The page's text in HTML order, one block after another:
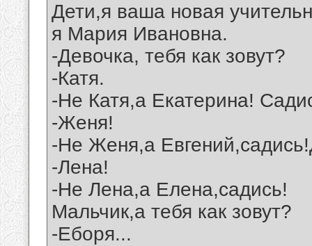
Дети,я ваша новая
я Мария Ивановна.
-Девочка, тебя как зовут?
-Катя.
-Не Катя,а Екатерина!
-Женя!
-Не Женя,а
-Лена!
-Не Лена,а Елена,садись!
Мальчик,а тебя как зовут?
-Еборя...